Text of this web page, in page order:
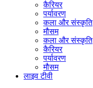
कैरियर
पर्यावरण
कला और संस्कृति
मौसम
कला और संस्कृति
कैरियर
पर्यावरण
मौसम
लाइव टीवी